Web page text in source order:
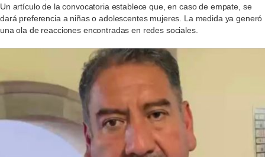
Un artículo de la convocatoria establece que, en caso de empate, se
dará preferencia a niñas o adolescentes mujeres. La medida ya generó
una ola de reacciones encontradas en redes sociales.